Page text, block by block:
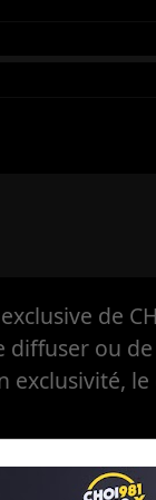
de
ou
exclusivité,